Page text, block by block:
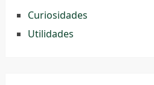
Curiosidades
Utilidades